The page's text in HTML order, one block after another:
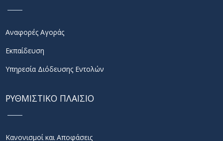
Αναφορές Αγοράς
Εκπαίδευση
Υπηρεσία Διόδευσης Εντολών
ΡΥΘΜΙΣΤΙΚΟ ΠΛΑΙΣΙΟ
Κανονισμοί και Αποφάσεις